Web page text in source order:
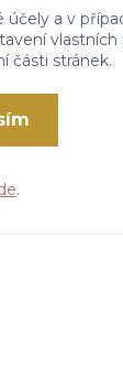
a v
části stránek.
.